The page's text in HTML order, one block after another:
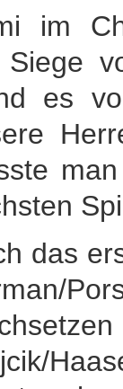
im
Siege
es
das